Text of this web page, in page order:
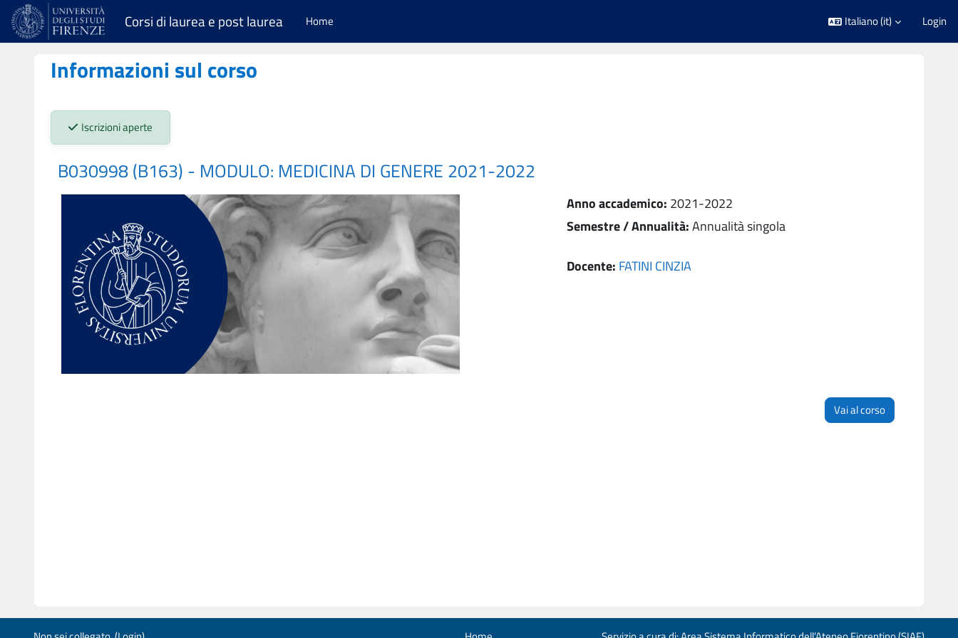
Vai al contenuto principale
Corsi di laurea e post laurea Home Italiano ‎(it)‎ Login
Informazioni sul corso
Stato iscrizioni:
Iscrizioni aperte
B030998 (B163) - MODULO: MEDICINA DI GENERE 2021-2022
Anno accademico: 2021-2022
Semestre / Annualità:Annualità singola
Docente: FATINI CINZIA
Vai al corso